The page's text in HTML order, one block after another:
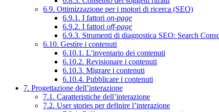
6.9. Ottimizzazione per i motori di ricerca (SEO)
6.9.1. I fattori on-page
6.9.2. I fattori off-page
6.9.3. Strumenti di diagnostica SEO: Search
6.10. Gestire i contenuti
6.10.1. L’inventario dei contenuti
6.10.2. Revisionare i contenuti
6.10.3. Migrare i contenuti
6.10.4. Pubblicare i contenuti
7. Progettazione dell’interazione
7.1. Caratteristiche dell’interazione
7.2. User stories per definire l’interazione